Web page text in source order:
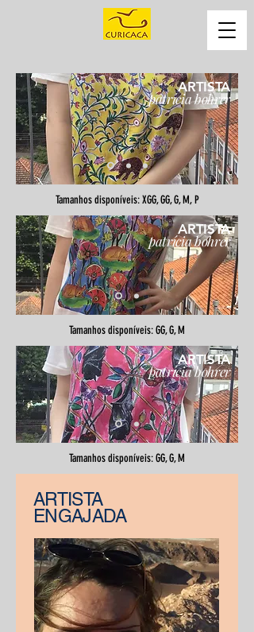
ARTISTA
patrícia bohrer
Tamanhos disponíveis: XGG, GG, G, M, P
ARTISTA
patrícia bohrer
Tamanhos disponíveis: GG, G, M
ARTISTA
patrícia bohrer
Tamanhos disponíveis: GG, G, M
ARTISTA
ENGAJADA